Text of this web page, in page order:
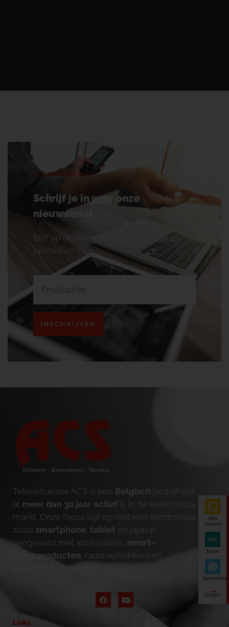
NIEUWSBRIEF
Schrijf je in voor onze
nieuwsbrief
Blijf op de hoogte van onze acties en
promoties.
INSCHRIJVEN
Telenetcenter ACS is een Belgisch bedrijf dat
al meer dan 30 jaar actief is in de elektronica
markt. Onze focus ligt op mobiele electronica
zoals smartphone tablet en laptop,
aangevuld met accessoires, smart-
homeproducten , radarverklikkers en
bluetooth-speakers
Links
Mijn
telenet
Base
Speedtest